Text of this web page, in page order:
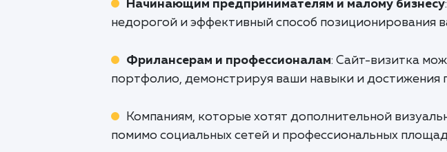
Начинающим предпринимателям и малому бизнесу
недорогой и эффективный способ позиционирования
Фрилансерам и профессионалам: Сайт-визитка
портфолио, демонстрируя ваши навыки и достижения
Компаниям, которые хотят дополнительной
помимо социальных сетей и профессиональных